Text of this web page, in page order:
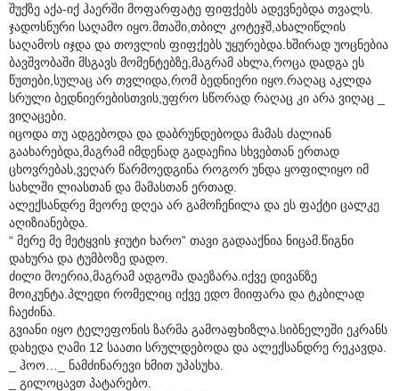
შუქზე აქა-იქ ჰაერში მოფარფატე ფიფქებს ადევნებდა თვალს.
ჯადოსნური საღამო იყო.მთაში,თბილ კოტეჯშ,ახალიწლის
საღამოს იჯდა და თოვლის ფიფქებს უყურებდა.ხშირად უოცნებია
ბავშვობაში მსგავს მომენტებზე,მაგრამ ახლა,როცა დადგა ეს
წუთები,სულაც არ თვლიდა,რომ ბედნიერი იყო.რაღაც აკლდა
სრული ბედნიერებისთვის,უფრო სწორად რაღაც კი არა ვიღაც _
ვიღაცები.
იცოდა თუ ადგებოდა და დაბრუნდებოდა მამას ძალიან
გაახარებდა,მაგრამ იმდენად გადაეჩია სხვებთან ერთად
ცხოვრებას,ვეღარ წარმოედგინა როგორ უნდა ყოფილიყო იმ
სახლში ლიასთან და მამასთან ერთად.
ალექსანდრე მეორე დღეა არ გამოჩენილა და ეს ფაქტი ცალკე
აღიზიანებდა.
“ მერე მე მეტყვის ჯიუტი ხარო” თავი გადააქნია ნიცამ.წიგნი
დახურა და ტუმბოზე დადო.
ძილი მოერია,მაგრამ ადგომა დაეზარა.იქვე დივანზე
მოიკუნტა.პლედი რომელიც იქვე ედო მიიფარა და ტკბილად
ჩაეძინა.
გვიანი იყო ტელეფონის ზარმა გამოაფხიზლა.სიბნელეში ეკრანს
დახედა ღამი 12 საათი სრულდებოდა და ალექსანდრე რეკავდა.
_ ჰოო…_ ნამძინარევი ხმით უპასუხა.
_ გილოცავთ პატარებო.